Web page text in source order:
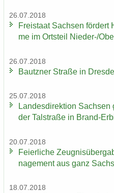
26.07.2018
Frei­staat Sach­sen
me im Orts­teil Nieder-​/
26.07.2018
Bautz­ner Stra­ße in
25.07.2018
Lan­des­di­rek­ti­on Sach­sen
der Tal­stra­ße in Brand-​
20.07.2018
Fei­er­li­che
nage­ment aus ganz
18.07.2018